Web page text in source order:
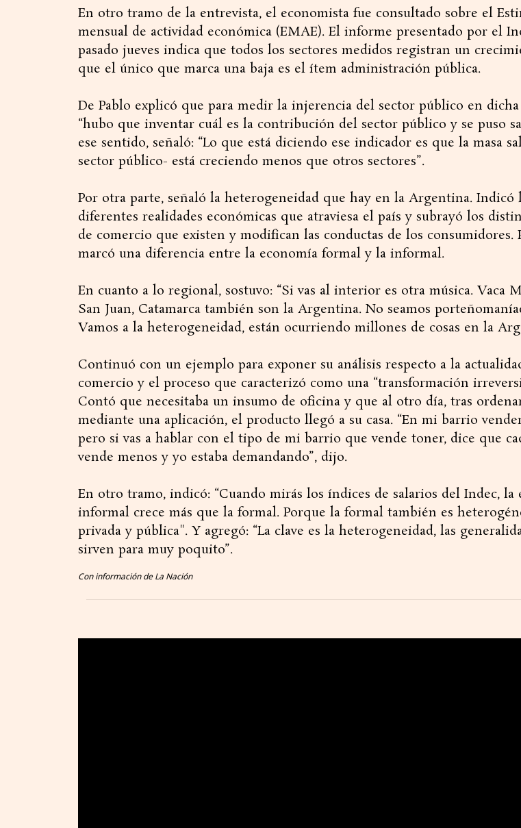
En otro tramo de la entrevista, el economista fue consultado sobre el
mensual de actividad económica (EMAE). El informe presentado por el
pasado jueves indica que todos los sectores medidos registran un
que el único que marca una baja es el ítem administración pública.
De Pablo explicó que para medir la injerencia del sector público en
“hubo que inventar cuál es la contribución del sector público y se puso
ese sentido, señaló: “Lo que está diciendo ese indicador es que la masa
sector público- está creciendo menos que otros sectores”.
Por otra parte, señaló la heterogeneidad que hay en la Argentina. Indicó
diferentes realidades económicas que atraviesa el país y subrayó los
de comercio que existen y modifican las conductas de los consumidores.
marcó una diferencia entre la economía formal y la informal.
En cuanto a lo regional, sostuvo: “Si vas al interior es otra música. Vaca
San Juan, Catamarca también son la Argentina. No seamos
Vamos a la heterogeneidad, están ocurriendo millones de cosas en la
Continuó con un ejemplo para exponer su análisis respecto a la
comercio y el proceso que caracterizó como una “transformación
Contó que necesitaba un insumo de oficina y que al otro día, tras
mediante una aplicación, el producto llegó a su casa. “En mi barrio
pero si vas a hablar con el tipo de mi barrio que vende toner, dice que
vende menos y yo estaba demandando”, dijo.
En otro tramo, indicó: “Cuando mirás los índices de salarios del Indec, la
informal crece más que la formal. Porque la formal también es
privada y pública". Y agregó: “La clave es la heterogeneidad, las
sirven para muy poquito”.
Con información de La Nación